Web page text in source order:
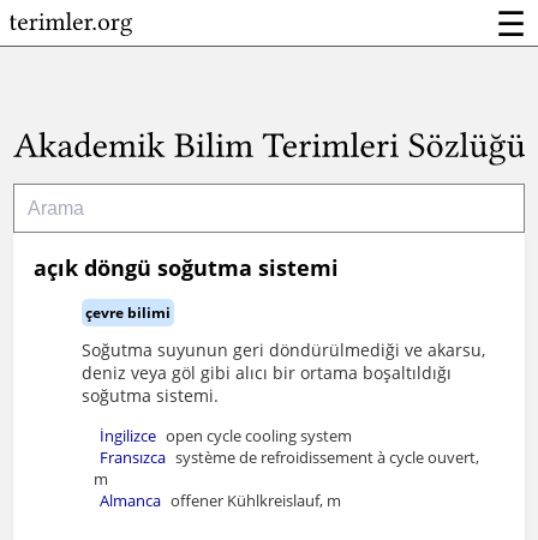
☰
açık döngü soğutma sistemi
çevre bilimi
Soğutma suyunun geri döndürülmediği ve akarsu,
deniz veya göl gibi alıcı bir ortama boşaltıldığı
soğutma sistemi.
İngilizce open cycle cooling system
Fransızca système de refroidissement à cycle ouvert,
m
Almanca offener Kühlkreislauf, m